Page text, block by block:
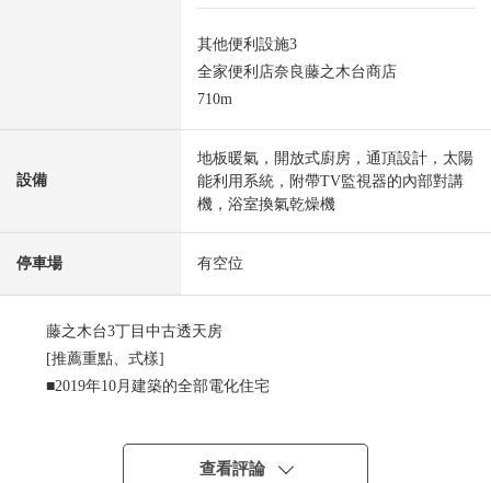
其他便利設施3
全家便利店奈良藤之木台商店
710m
設備
地板暖氣，開放式廚房，通頂設計，太陽
能利用系統，附帶TV監視器的內部對講
機，浴室換氣乾燥機
停車場 有空位
藤之木台3丁目中古透天房
[推薦重點、式樣]
■2019年10月建築的全部電化住宅
■Eye建築公司施工的住宅(太陽光發電系統搭載)
□建築面積：115.51平方公尺(約34.94坪)
查看評論